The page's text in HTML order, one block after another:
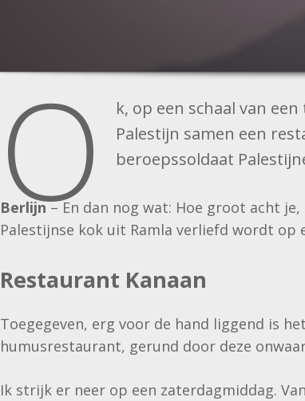
O
k, op een schaal van
Palestijn samen een
beroepssoldaat
Berlijn– En dan nog wat: Hoe groot acht
Palestijnse kok uit Ramla verliefd wordt
Restaurant Kanaan
Toegegeven, erg voor de hand liggend is
humusrestaurant, gerund door deze
Ik strijk er neer op een zaterdagmiddag.